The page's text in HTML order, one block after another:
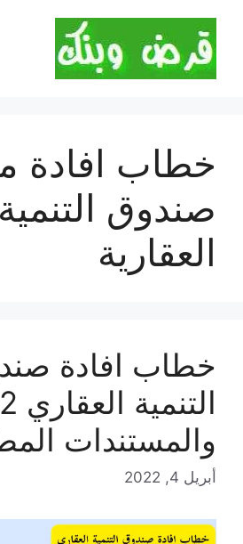
المحتوى
خطاب افادة
صندوق التنمية
العقارية
خطاب افادة
والمستندات
أبريل 4, 2022